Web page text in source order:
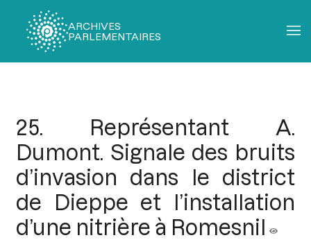
ARCHIVES
PARLEMENTAIRES
25. Représentant A.
Dumont. Signale des bruits
d’invasion dans le district
de Dieppe et l’installation
d’une nitrière à Romesnil